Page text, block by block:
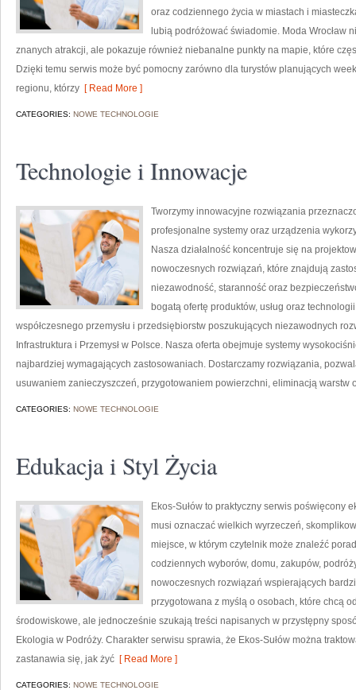
oraz codziennego życia w miastach i
lubią podróżować świadomie. Moda Wrocław
znanych atrakcji, ale pokazuje również niebanalne punkty na mapie, które
Dzięki temu serwis może być pomocny zarówno dla turystów planujących
regionu, którzy [ Read More ]
CATEGORIES: NOWE TECHNOLOGIE
Technologie i Innowacje
Tworzymy innowacyjne rozwiązania
profesjonalne systemy oraz urządzenia
Nasza działalność koncentruje się na
nowoczesnych rozwiązań, które znajdują
niezawodność, staranność oraz
bogatą ofertę produktów, usług oraz
współczesnego przemysłu i przedsiębiorstw poszukujących niezawodnych
Infrastruktura i Przemysł w Polsce. Nasza oferta obejmuje systemy
najbardziej wymagających zastosowaniach. Dostarczamy rozwiązania,
usuwaniem zanieczyszczeń, przygotowaniem powierzchni, eliminacją warstw
CATEGORIES: NOWE TECHNOLOGIE
Edukacja i Styl Życia
Ekos-Sułów to praktyczny serwis poświęcony
musi oznaczać wielkich wyrzeczeń,
miejsce, w którym czytelnik może znaleźć
codziennych wyborów, domu, zakupów,
nowoczesnych rozwiązań wspierających
przygotowana z myślą o osobach, które chcą
środowiskowe, ale jednocześnie szukają treści napisanych w przystępny
Ekologia w Podróży. Charakter serwisu sprawia, że Ekos-Sułów można
zastanawia się, jak żyć [ Read More ]
CATEGORIES: NOWE TECHNOLOGIE